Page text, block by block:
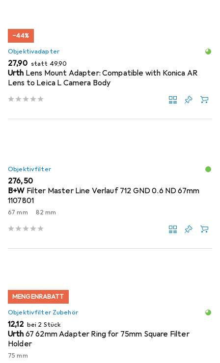
−44%
Objektivadapter
EUR
27,90 statt EUR
49,90
Urth Lens Mount Adapter: Compatible with Konica AR
Lens to Leica L Camera Body
Objektivfilter
EUR
276,50
B+W Filter Master Line Verlauf 712 GND 0.6 ND 67mm
1107801
67 mm 82 mm
MENGENRABATT
Objektivfilter Zubehör
EUR
12,12 bei 2 Stück
Urth 67 62mm Adapter Ring for 75mm Square Filter
Holder
75 mm